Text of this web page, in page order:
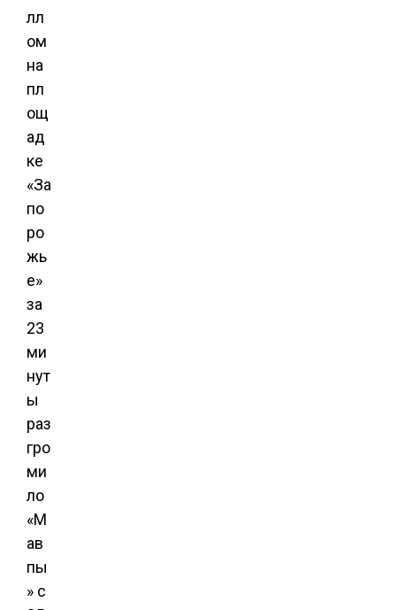
лл
ом
на
пл
ощ
ад
ке
«За
по
ро
жь
е»
за
23
ми
нут
ы
раз
гро
ми
ло
«М
ав
пы
» с